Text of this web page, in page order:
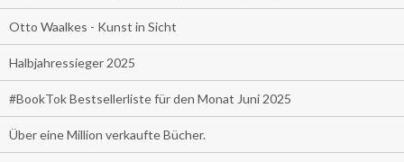
Otto Waalkes - Kunst in Sicht
Halbjahressieger 2025
#BookTok Bestsellerliste für den Monat Juni 2025
Über eine Million verkaufte Bücher.